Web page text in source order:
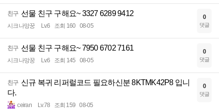
친구 선물 친구 구해요~ 3327 6289 9412
시크나망꿍 Lv.6 조회 160 08-05
0
댓글
친구 선물 친구 구해요~ 7950 6702 7161
시크나망꿍 Lv.6 조회 145 08-05
0
댓글
친구 신규 복귀 리퍼럴코드 필요하신분 8KTMK42P8 입니
다.
ceiran Lv.78 조회 159 08-05
0
댓글